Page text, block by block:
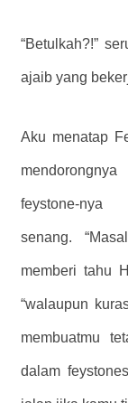
“Betulkah?!”
ajaib yang
Aku menatap
feystone-
senang.
memberi tahu
“walaupun
membuatmu
dalam